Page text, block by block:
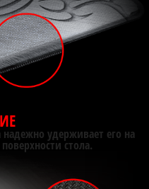
удерживает его на
стола.